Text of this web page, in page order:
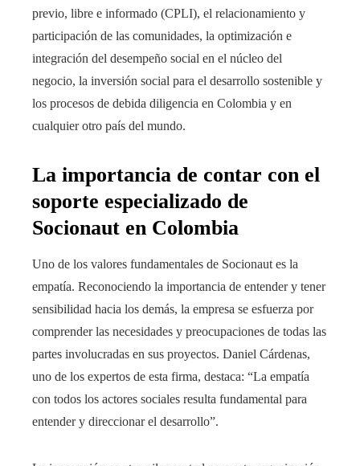
previo, libre e informado (CPLI), el relacionamiento y
participación de las comunidades, la optimización e
integración del desempeño social en el núcleo del
negocio, la inversión social para el desarrollo sostenible y
los procesos de debida diligencia en Colombia y en
cualquier otro país del mundo.
La importancia de contar con el
soporte especializado de
Socionaut en Colombia
Uno de los valores fundamentales de Socionaut es la
empatía. Reconociendo la importancia de entender y tener
sensibilidad hacia los demás, la empresa se esfuerza por
comprender las necesidades y preocupaciones de todas las
partes involucradas en sus proyectos. Daniel Cárdenas,
uno de los expertos de esta firma, destaca: “La empatía
con todos los actores sociales resulta fundamental para
entender y direccionar el desarrollo”.